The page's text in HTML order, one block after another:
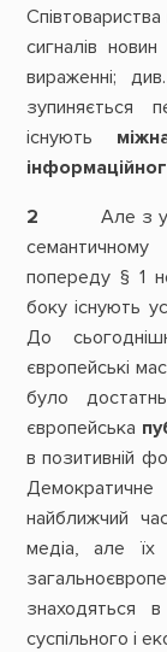
сигналів
вираженні;
зупиняється
існують
2 Але з
попереду § 1
боку існують
До
європейські
було
європейська
в позитивній
найближчий
медіа, але їх
знаходяться
суспільного і